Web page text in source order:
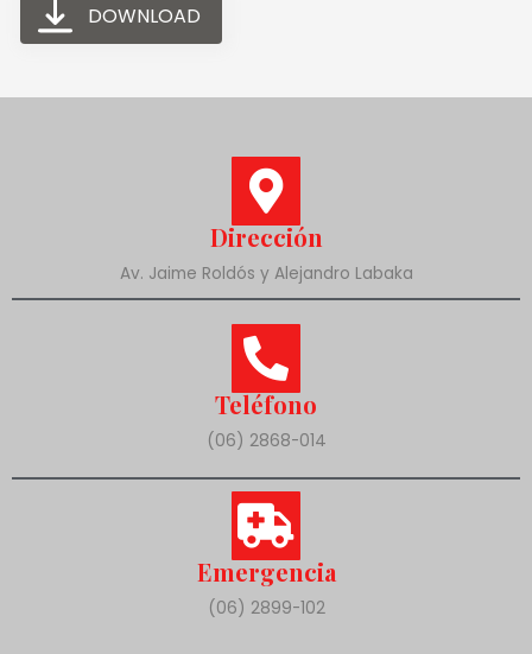
DOWNLOAD
Dirección
Av. Jaime Roldós y Alejandro Labaka
Teléfono
(06) 2868-014
Emergencia
(06) 2899-102